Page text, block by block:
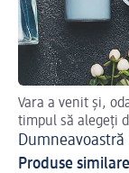
Vara a venit și,
timpul să alegeți
Produse similare